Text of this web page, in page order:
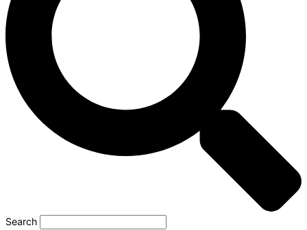
Search